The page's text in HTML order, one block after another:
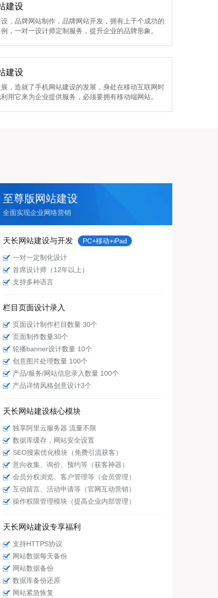
建设
，品牌网站制作，品牌网站开发，拥有上千个成功的
，一对一设计师定制服务，提升企业的品牌形象。
建设
，造就了手机网站建设的发展，身处在移动互联网时
用它来为企业提供服务，必须要拥有移动端网站。
至尊版网站建设
全面实现企业网络营销
天长网站建设与开发 PC+移动+iPad
一对一定制化设计
首席设计师（12年以上）
支持多种语言
栏目页面设计录入
页面设计制作栏目数量 30个
页面制作数量30个
轮播banner设计数量 10个
创意图片处理数量 100个
产品/服务/网站信息录入数量 100个
产品详情风格创意设计3个
天长网站建设核心模块
独享阿里云服务器 流量不限
数据库缓存，网站安全设置
SEO搜索优化模块（免费引流获客）
意向收集、询价、预约等（获客神器）
会员分权浏览、客户管理等（会员管理）
互动留言、活动申请等（官网互动营销）
操作权限管理模块（提高企业内部管理）
天长网站建设专享福利
支持HTTPS协议
网站数据每天备份
网站数据备份
数据库备份还原
网站紧急恢复